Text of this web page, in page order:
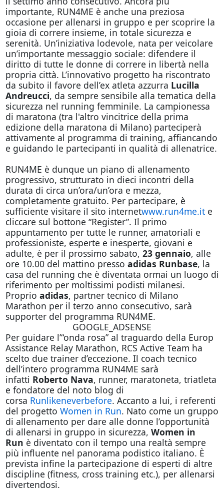
importante, RUN4ME è anche una preziosa
occasione per allenarsi in gruppo e per scoprire la
gioia di correre insieme, in totale sicurezza e
serenità. Un’iniziativa lodevole, nata per veicolare
un’importante messaggio sociale: difendere il
diritto di tutte le donne di correre in libertà nella
propria città. L’innovativo progetto ha riscontrato
da subito il favore dell’ex atleta azzurra Lucilla
Andreucci, da sempre sensibile alla tematica della
sicurezza nel running femminile. La campionessa
di maratona (tra l'altro vincitrice della prima
edizione della maratona di Milano) parteciperà
attivamente al programma di training, affiancando
e guidando le partecipanti in qualità di allenatrice.
RUN4ME è dunque un piano di allenamento
progressivo, strutturato in dieci incontri della
durata di circa un’ora/un’ora e mezza,
completamente gratuito. Per partecipare, è
sufficiente visitare il sito internetwww.run4me.ite
cliccare sul bottone “Register”. Il primo
appuntamento per tutte le runner, amatoriali e
professioniste, esperte e inesperte, giovani e
adulte, è per il prossimo sabato, 23 gennaio, alle
ore 10.00 del mattino presso adidas Runbase, la
casa del running che è diventata ormai un luogo di
riferimento per moltissimi podisti milanesi.
Proprio adidas, partner tecnico di Milano
Marathon per il terzo anno consecutivo, sarà
supporter del programma RUN4ME.
GOOGLE_ADSENSE
Per guidare l’“onda rosa” al traguardo della Europ
Assistance Relay Marathon, RCS Active Team ha
scelto due trainer d’eccezione. Il coach tecnico
dell’intero programma RUN4ME sarà
infatti Roberto Nava, runner, maratoneta, triatleta
e fondatore del noto blog di
corsa Runlikeneverbefore. Accanto a lui, i referenti
del progetto Women in Run. Nato come un gruppo
di allenamento per dare alle donne l’opportunità
di allenarsi in gruppo in sicurezza, Women in
Run è diventato con il tempo una realtà sempre
più influente nel panorama podistico italiano. È
prevista infine la partecipazione di esperti di altre
discipline (fitness, cross training etc.), per allenarsi
divertendosi.